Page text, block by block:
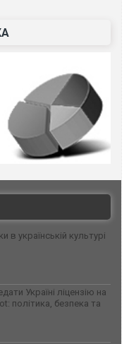
в українській культурі
Україні ліцензію на
політика, безпека та